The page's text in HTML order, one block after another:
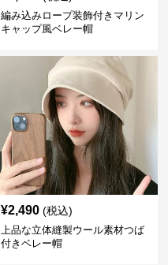
編み込みロープ装飾付きマリン
キャップ風ベレー帽
¥2,490 (税込)
上品な立体縫製ウール素材つば
付きベレー帽